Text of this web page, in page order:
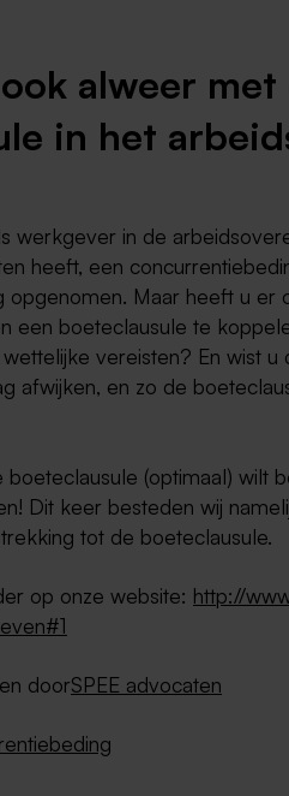
alweer met
in het
werkgever in de
heeft, een
opgenomen. Maar heeft u er
een boeteclausule te
vereisten? En wist u
afwijken, en zo de
(optimaal) wilt
Dit keer besteden wij
tot de boeteclausule.
op onze website: http://
doorSPEE advocaten